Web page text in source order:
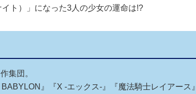
ト）」になった3人の少女の運命は!?
集団。
』『X -エックス-』『魔法騎士レイアース』